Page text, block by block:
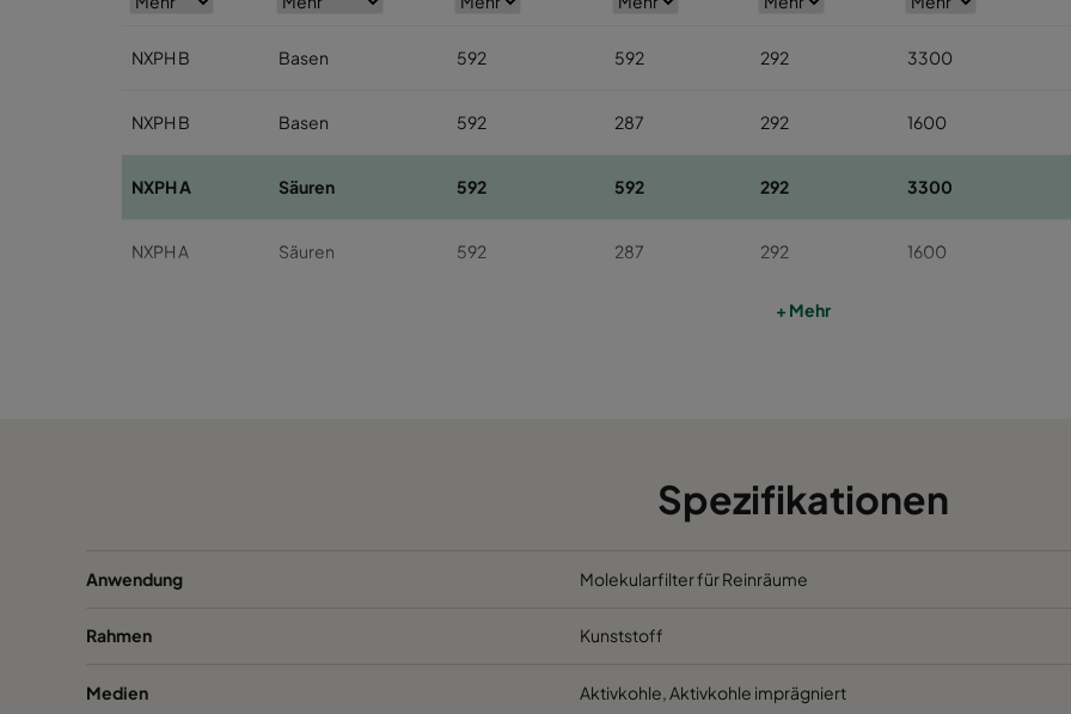
NXPH B Basen 592 592 292 3300
NXPH B Basen 592 287 292 1600
NXPH A Säuren 592 592 292 3300
NXPH A Säuren 592 287 292 1600
292+ Mehr
Spezifikationen
Anwendung Molekularfilter für Reinräume
Rahmen Kunststoff
Medien Aktivkohle, Aktivkohle imprägniert